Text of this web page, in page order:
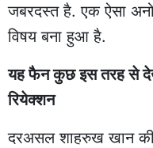
जबरदस्त है. एक ऐसा
विषय बना हुआ है.
यह फैन कुछ इस तरह से
रियेक्शन
दरअसल शाहरुख खान